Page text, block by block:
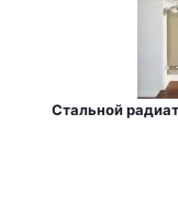
Стальной